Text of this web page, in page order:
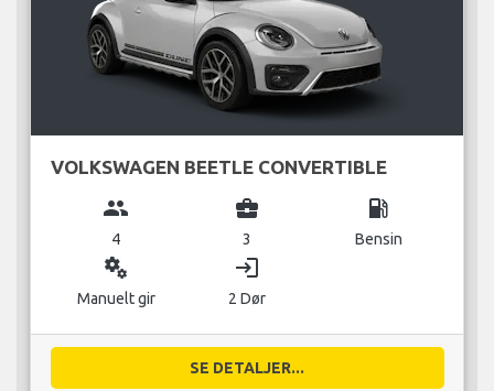
VOLKSWAGEN BEETLE CONVERTIBLE
group
4
business_center
3
local_gas_station
Bensin
miscellaneous_services
Manuelt gir
login
2 Dør
SE DETALJER...